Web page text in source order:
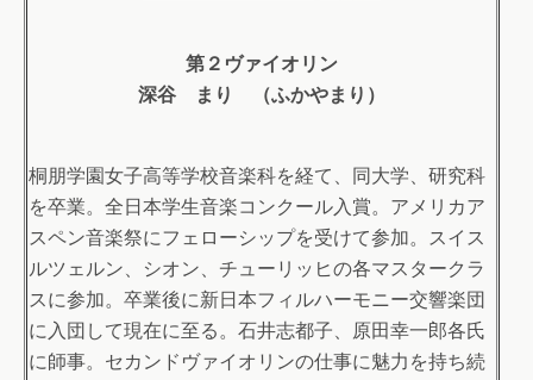
第２ヴァイオリン
深谷 まり （ふかやまり）
桐朋学園女子高等学校音楽科を経て、同大学、研究科
を卒業。全日本学生音楽コンクール入賞。アメリカア
スペン音楽祭にフェローシップを受けて参加。スイス
ルツェルン、シオン、チューリッヒの各マスタークラ
スに参加。卒業後に新日本フィルハーモニー交響楽団
に入団して現在に至る。石井志都子、原田幸一郎各氏
に師事。セカンドヴァイオリンの仕事に魅力を持ち続